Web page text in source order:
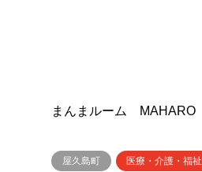
まんまルーム MAHARO
屋久島町 医療・介護・福祉